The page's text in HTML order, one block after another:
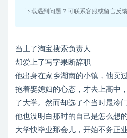
下载遇到问题？可联系客服或留言反馈
当上了淘宝搜索负责人
却爱上了写字果断辞职
他出身在家乡湖南的小镇，他卖
抱着娶媳妇的心态，才去上高中
了大学。然而却选了个当时最冷
他也没明白那时的自己是怎么想
大学快毕业那会儿，开始不务正